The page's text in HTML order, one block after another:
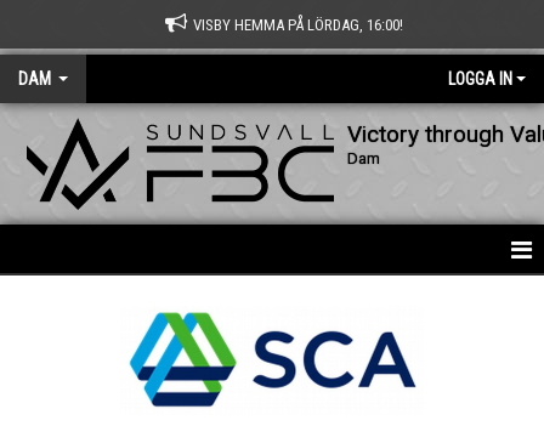
VISBY HEMMA PÅ LÖRDAG, 16:00!
DAM LOGGA IN
Victory through
Dam